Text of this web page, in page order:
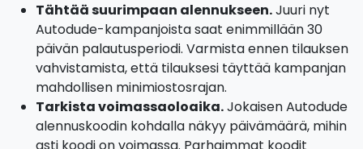
Tähtää suurimpaan alennukseen.Juuri nyt
Autodude-kampanjoista saat enimmillään 30
päivän palautusperiodi. Varmista ennen tilauksen
vahvistamista, että tilauksesi täyttää kampanjan
mahdollisen minimiostosrajan.
Tarkista voimassaoloaika.Jokaisen Autodude
alennuskoodin kohdalla näkyy päivämäärä, mihin